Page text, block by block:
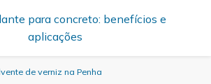
de verniz na Penha